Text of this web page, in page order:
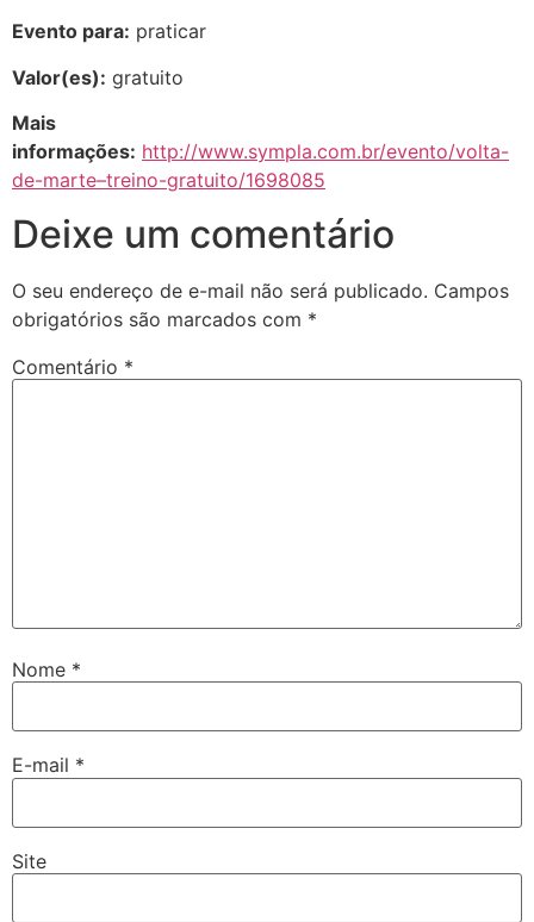
Evento para: praticar
Valor(es): gratuito
Mais
informações: http://www.sympla.com.br/evento/volta-
de-marte–treino-gratuito/1698085
Deixe um comentário
O seu endereço de e-mail não será publicado. Campos
obrigatórios são marcados com *
Comentário *
Nome *
E-mail *
Site